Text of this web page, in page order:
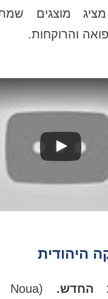
מוצגים
והרוקחות.
היהודית
החדש.